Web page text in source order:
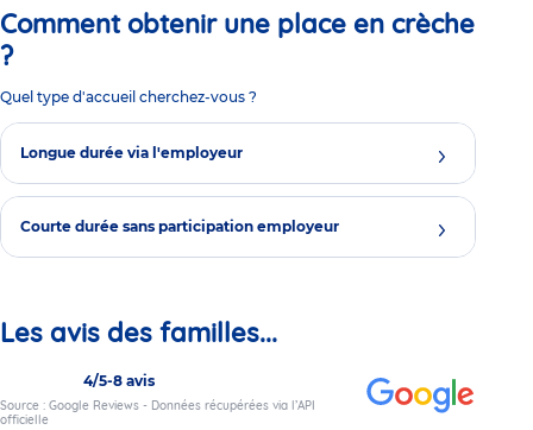
Comment obtenir une place en crèche
?
Quel type d'accueil cherchez-vous ?
Longue durée via l'employeur
Courte durée sans participation employeur
Les avis des familles...
4/5-8 avis
Source : Google Reviews - Données récupérées via l’API
officielle